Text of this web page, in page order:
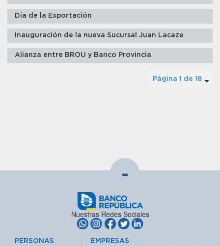
Día de la Exportación
Inauguración de la nueva Sucursal Juan Lacaze
Alianza entre BROU y Banco Provincia
Página 1 de 18
-
Nuestras Redes Sociales
PERSONAS EMPRESAS